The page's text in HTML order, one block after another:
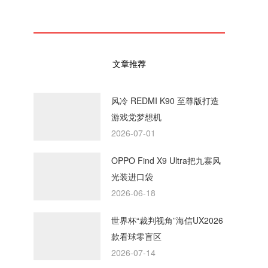
文章推荐
风冷 REDMI K90 至尊版打造
游戏党梦想机
2026-07-01
OPPO Find X9 Ultra把九寨风
光装进口袋
2026-06-18
世界杯“裁判视角”海信UX2026
款看球零盲区
2026-07-14